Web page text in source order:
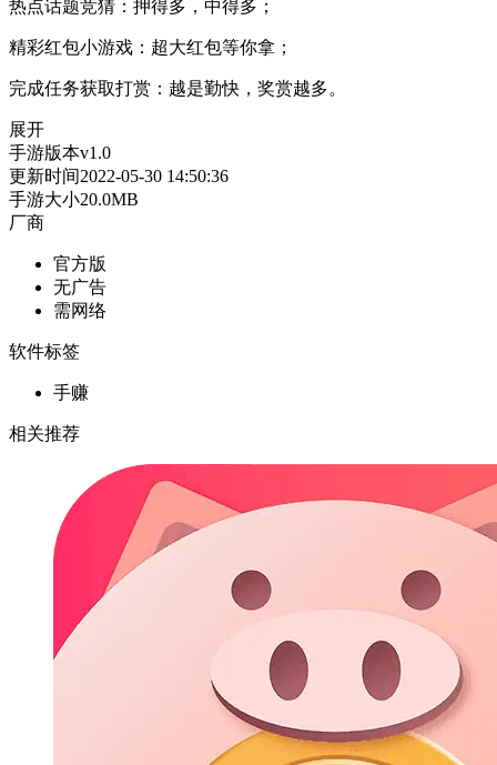
热点话题竞猜：押得多，中得多；
精彩红包小游戏：超大红包等你拿；
完成任务获取打赏：越是勤快，奖赏越多。
展开
手游版本v1.0
更新时间2022-05-30 14:50:36
手游大小20.0MB
厂商
官方版
无广告
需网络
软件标签
手赚
相关推荐